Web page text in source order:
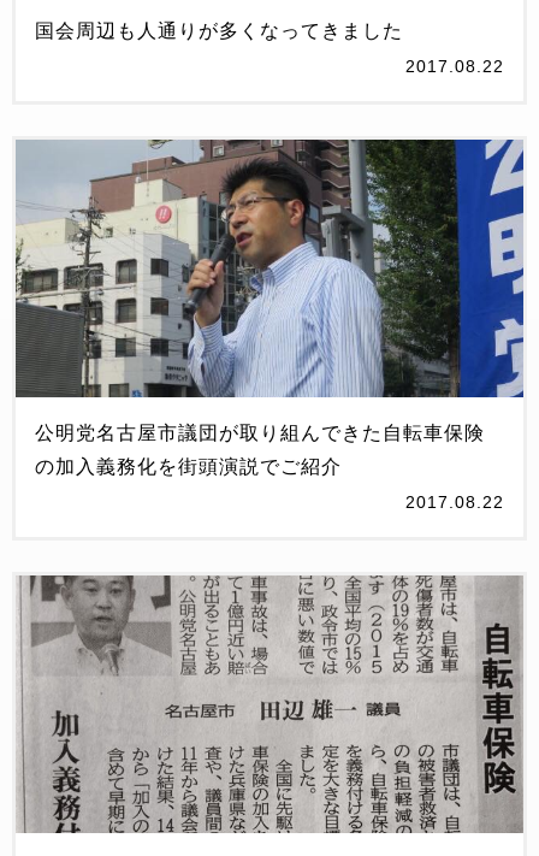
国会周辺も人通りが多くなってきました
2017.08.22
公明党名古屋市議団が取り組んできた自転車保険
の加入義務化を街頭演説でご紹介
2017.08.22